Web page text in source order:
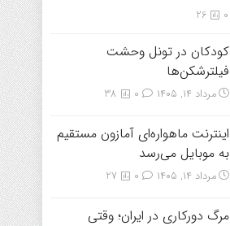
26
کودکان در تونل وحشت
فیلترشکن‌ها
مرداد ۱۴, ۱۴۰۵ 38
اینترنت ماهواره‌ای آمازون مستقیم
به موبایل می‌رسد
مرداد ۱۴, ۱۴۰۵ 27
مرگ دورکاری در ایران؛ وقتی